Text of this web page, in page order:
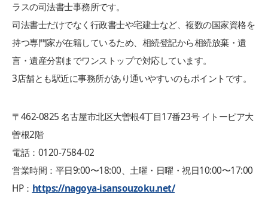
ラスの司法書士事務所です。
司法書士だけでなく行政書士や宅建士など、複数の国家資格を
持つ専門家が在籍しているため、相続登記から相続放棄・遺
言・遺産分割までワンストップで対応しています。
3店舗とも駅近に事務所があり通いやすいのもポイントです。
〒462-0825 名古屋市北区大曽根4丁目17番23号 イトーピア大
曽根2階
電話：0120-7584-02
営業時間：平日9:00〜18:00、土曜・日曜・祝日10:00〜17:00
HP： https://nagoya-isansouzoku.net/